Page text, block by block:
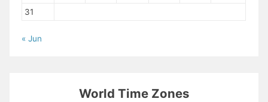
31
« Jun
World Time Zones